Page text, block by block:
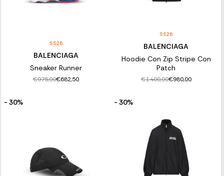
SS26
BALENCIAGA
Sneaker Runner
€975,00€682,50
SS26
BALENCIAGA
Hoodie Con Zip Stripe Con
Patch
€1.400,00€980,00
- 30% - 30%